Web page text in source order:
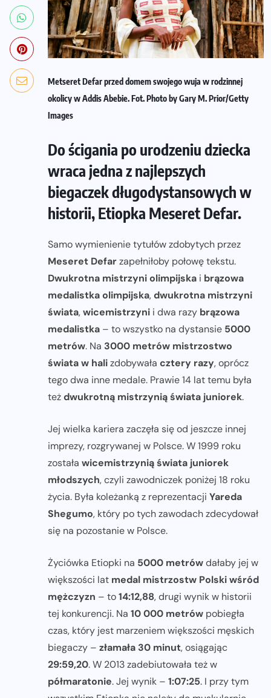
Metseret Defar przed domem swojego wuja w rodzinnej
okolicy w Addis Abebie. Fot. Photo by Gary M. Prior/Getty
Images
Do ścigania po urodzeniu dziecka
wraca jedna z najlepszych
biegaczek długodystansowych w
historii, Etiopka Meseret Defar.
Samo wymienienie tytułów zdobytych przez
Meseret Defarzapełniłoby połowę tekstu.
Dwukrotna mistrzyni olimpijska i brązowa
medalistka olimpijska,dwukrotna mistrzyni
świata,wicemistrzyni i dwa razy brązowa
medalistka – to wszystko na dystansie 5000
metrów. Na 3000 metrów mistrzostwo
świata w halizdobywała cztery razy, oprócz
tego dwa inne medale. Prawie 14 lat temu była
teżdwukrotną mistrzynią świata juniorek.
Jej wielka kariera zaczęła się od jeszcze innej
imprezy, rozgrywanej w Polsce. W 1999 roku
została wicemistrzynią świata juniorek
młodszych, czyli zawodniczek poniżej 18 roku
życia. Była koleżanką z reprezentacji Yareda
Shegumo, który po tych zawodach zdecydował
się na pozostanie w Polsce.
Życiówka Etiopki na 5000 metrówdałaby jej w
większości lat medal mistrzostw Polski wśród
mężczyzn – to14:12,88, drugi wynik w historii
tej konkurencji. Na 10 000 metrów pobiegła
czas, który jest marzeniem większości męskich
biegaczy – złamała 30 minut, osiągając
29:59,20. W 2013 zadebiutowała też w
półmaratonie. Jej wynik – 1:07:25. I przy tym